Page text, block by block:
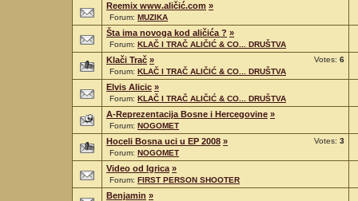
Reemix www.aličić.com »
Forum: MUZIKA
Šta ima novoga kod aličića ? »
Forum: KLAČ I TRAČ ALIČIĆ & CO... DRUŠTVA
Votes: 6
Klači Trač »
Forum: KLAČ I TRAČ ALIČIĆ & CO... DRUŠTVA
Elvis Alicic »
Forum: KLAČ I TRAČ ALIČIĆ & CO... DRUŠTVA
A-Reprezentacija Bosne i Hercegovine »
Forum: NOGOMET
Votes: 3
Hoceli Bosna uci u EP 2008 »
Forum: NOGOMET
Video od Igrica »
Forum: FIRST PERSON SHOOTER
Benjamin »